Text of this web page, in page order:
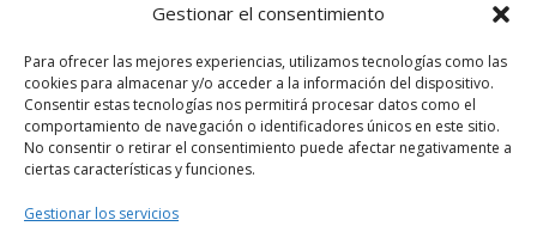
Gestionar el consentimiento
Para ofrecer las mejores experiencias, utilizamos tecnologías como las
cookies para almacenar y/o acceder a la información del dispositivo.
Consentir estas tecnologías nos permitirá procesar datos como el
comportamiento de navegación o identificadores únicos en este sitio.
No consentir o retirar el consentimiento puede afectar negativamente a
ciertas características y funciones.
Gestionar los servicios
para más
información.